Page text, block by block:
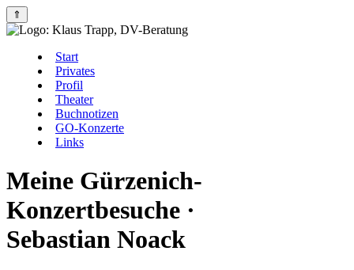
⇑
Start
Privates
Profil
Theater
Buchnotizen
GO-Konzerte
Links
Meine Gürzenich-
Konzertbesuche ·
Sebastian Noack